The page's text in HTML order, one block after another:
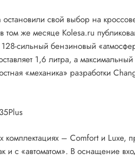
остановили свой выбор на
том же месяце Kolesa.ru
128-сильный бензиновый
1,6 литра, а
«механика» разработки
комплектациях – Comfort и Luxe,
и с «автоматом». В оснащение